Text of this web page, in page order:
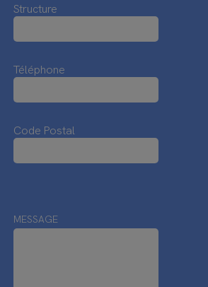
Structure
Téléphone
Code Postal
MESSAGE